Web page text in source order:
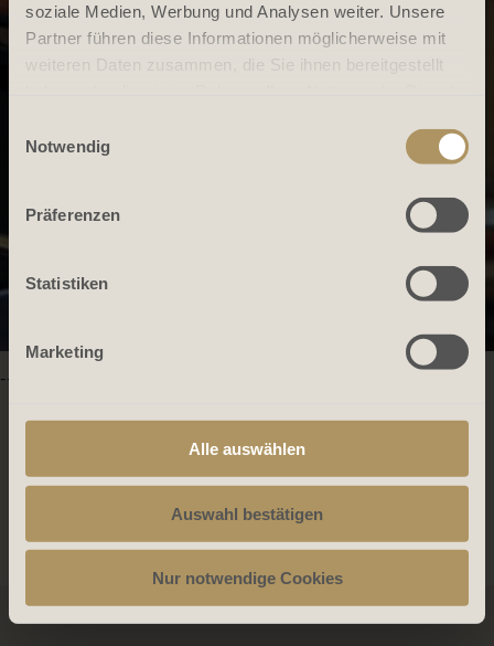
soziale Medien, Werbung und Analysen weiter. Unsere
Partner führen diese Informationen möglicherweise mit
weiteren Daten zusammen, die Sie ihnen bereitgestellt
Notwendig
Präferenzen
Statistiken
Marketing
Alle auswählen
Auswahl bestätigen
Nur notwendige Cookies
-->
Datenschutzerklärung